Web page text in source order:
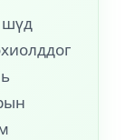
шүд